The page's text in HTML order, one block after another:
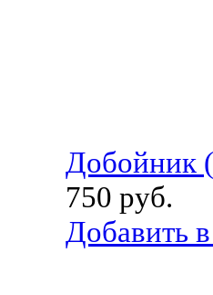
Добойник
750 руб.
Добавить